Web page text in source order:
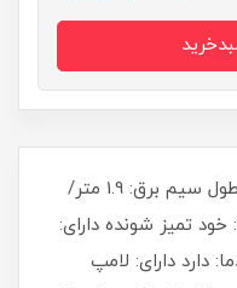
توان مصرفی و قدرت: 3800 وات/طول سیم برق: 1.9 متر/
تمیز شونده دارای:
دارد دارای: لامپ